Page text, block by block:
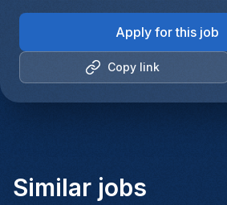
Copy link
Apply for this job
Similar jobs